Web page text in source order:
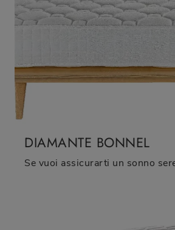
DIAMANTE BONNEL